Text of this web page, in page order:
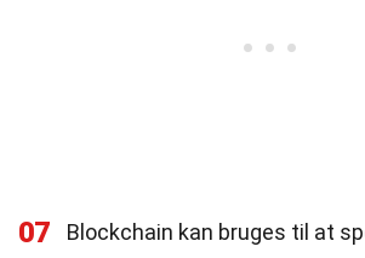
07
Blockchain kan bruges til at